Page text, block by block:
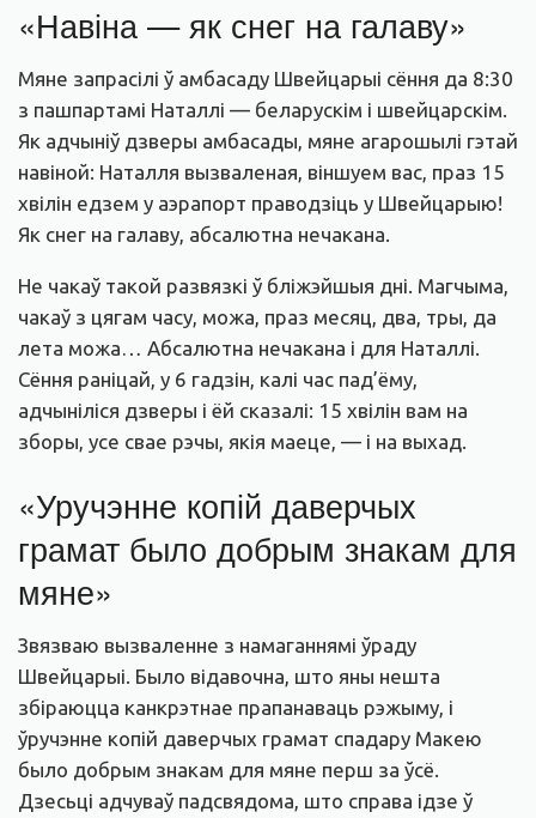
«Навіна — як снег на галаву»
Мяне запрасілі ў амбасаду Швейцарыі сёння да 8:30
з пашпартамі Наталлі — беларускім і швейцарскім.
Як адчыніў дзверы амбасады, мяне агарошылі гэтай
навіной: Наталля вызваленая, віншуем вас, праз 15
хвілін едзем у аэрапорт праводзіць у Швейцарыю!
Як снег на галаву, абсалютна нечакана.
Не чакаў такой развязкі ў бліжэйшыя дні. Магчыма,
чакаў з цягам часу, можа, праз месяц, два, тры, да
лета можа… Абсалютна нечакана і для Наталлі.
Сёння раніцай, у 6 гадзін, калі час пад’ёму,
адчыніліся дзверы і ёй сказалі: 15 хвілін вам на
зборы, усе свае рэчы, якія маеце, — і на выхад.
«Уручэнне копій даверчых
грамат было добрым знакам для
мяне»
Звязваю вызваленне з намаганнямі ўраду
Швейцарыі. Было відавочна, што яны нешта
збіраюцца канкрэтнае прапанаваць рэжыму, і
ўручэнне копій даверчых грамат спадару Макею
было добрым знакам для мяне перш за ўсё.
Дзесьці адчуваў падсвядома, што справа ідзе ў